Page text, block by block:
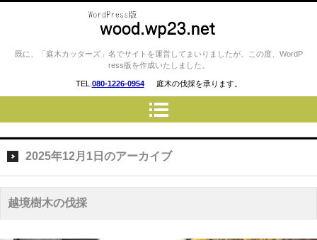
庭木カッターズ / 立木の伐採、草
刈り、コンクリート・ウッドデ
ッキの撤去、物置・プレハブ・
車庫・カーポートの解体 etc…
を承ります。 横浜市・川崎
市・相模原市 etc..
既に、「庭木カッターズ」名でサイトを運営してまいりましたが、この度、WordP
ress版を作成いたしました。
TEL. 080-1226-0954 庭木の伐採を承ります。
2025年12月1日 のアーカイブ
越境樹木の伐採